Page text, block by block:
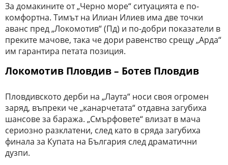
За домакините от „Черно море“ ситуацията е по-
комфортна. Тимът на Илиан Илиев има две точки
аванс пред „Локомотив“ (Пд) и по-добри показатели в
преките мачове, така че дори равенство срещу „Арда“
им гарантира петата позиция.
Локомотив Пловдив – Ботев Пловдив
Пловдивското дерби на „Лаута“ носи своя огромен
заряд, въпреки че „канарчетата“ отдавна загубиха
шансове за баража. „Смърфовете“ влизат в мача
сериозно разклатени, след като в сряда загубиха
финала за Купата на България след драматични
дузпи.